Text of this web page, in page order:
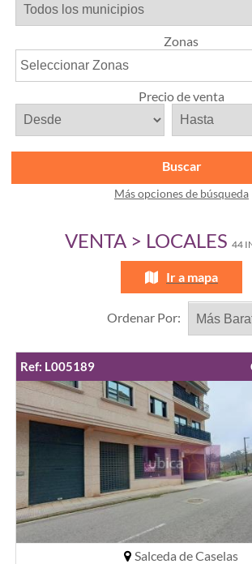
Zonas
Seleccionar Zonas
Precio de venta
Buscar
Más opciones de búsqueda
VENTA > LOCALES 44
Ir a mapa
Ordenar Por:
Ref: L005189
Salceda de Caselas